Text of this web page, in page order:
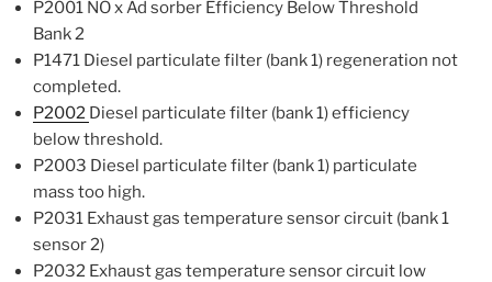
P2001 NO x Ad sorber Efficiency Below Threshold
Bank 2
P1471 Diesel particulate filter (bank 1) regeneration not
completed.
P2002 Diesel particulate filter (bank 1) efficiency
below threshold.
P2003 Diesel particulate filter (bank 1) particulate
mass too high.
P2031 Exhaust gas temperature sensor circuit (bank 1
sensor 2)
P2032 Exhaust gas temperature sensor circuit low